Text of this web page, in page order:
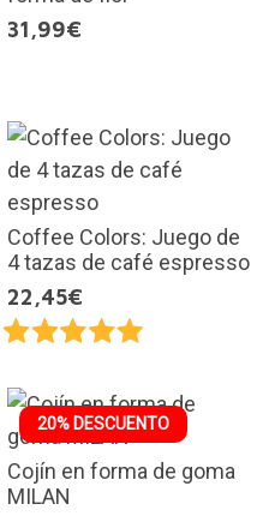
31,99€
Coffee Colors: Juego de
4 tazas de café espresso
22,45€
20% DESCUENTO
Cojín en forma de goma
MILAN